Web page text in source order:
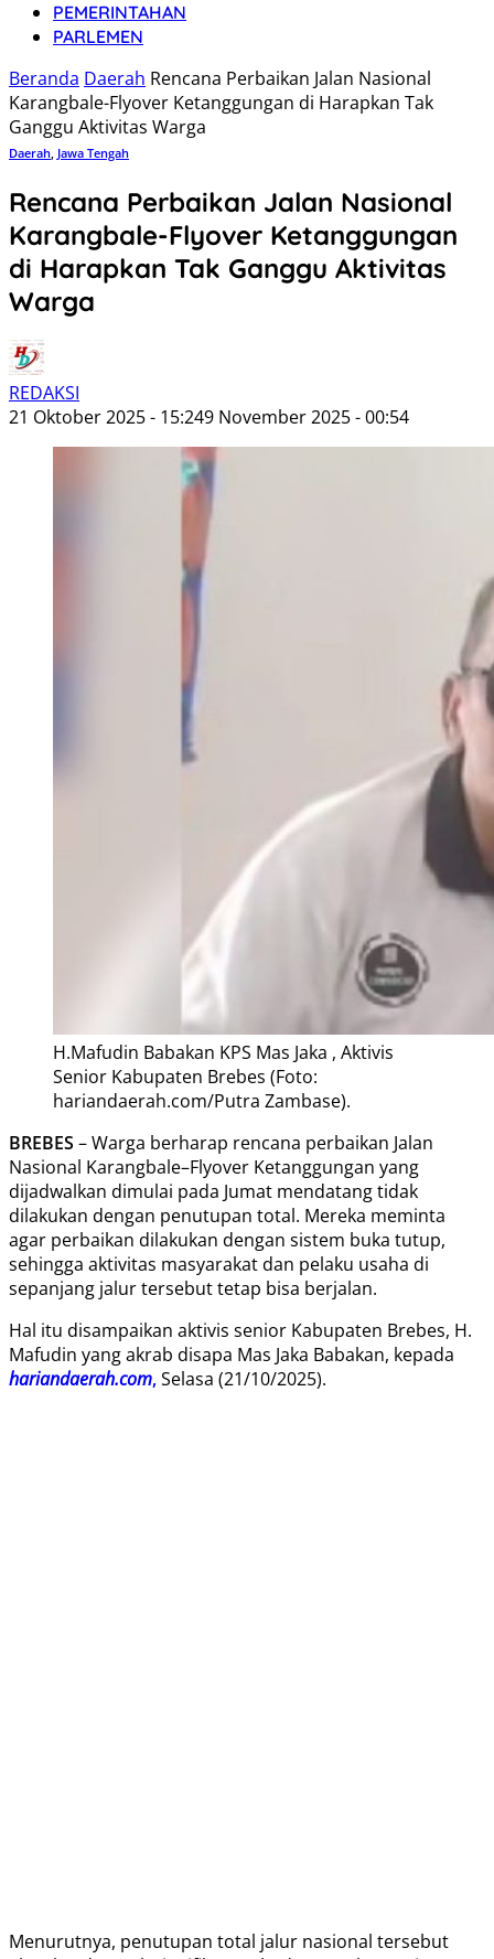
PEMERINTAHAN
PARLEMEN
Beranda Daerah Rencana Perbaikan Jalan Nasional
Karangbale-Flyover Ketanggungan di Harapkan Tak
Ganggu Aktivitas Warga
Daerah, Jawa Tengah
Rencana Perbaikan Jalan Nasional
Karangbale-Flyover Ketanggungan
di Harapkan Tak Ganggu Aktivitas
Warga
REDAKSI
21 Oktober 2025 - 15:249 November 2025 - 00:54
H.Mafudin Babakan KPS Mas Jaka , Aktivis
Senior Kabupaten Brebes (Foto:
hariandaerah.com/Putra Zambase).
BREBES – Warga berharap rencana perbaikan Jalan
Nasional Karangbale–Flyover Ketanggungan yang
dijadwalkan dimulai pada Jumat mendatang tidak
dilakukan dengan penutupan total. Mereka meminta
agar perbaikan dilakukan dengan sistem buka tutup,
sehingga aktivitas masyarakat dan pelaku usaha di
sepanjang jalur tersebut tetap bisa berjalan.
Hal itu disampaikan aktivis senior Kabupaten Brebes, H.
Mafudin yang akrab disapa Mas Jaka Babakan, kepada
hariandaerah.com,Selasa (21/10/2025).
Menurutnya, penutupan total jalur nasional tersebut